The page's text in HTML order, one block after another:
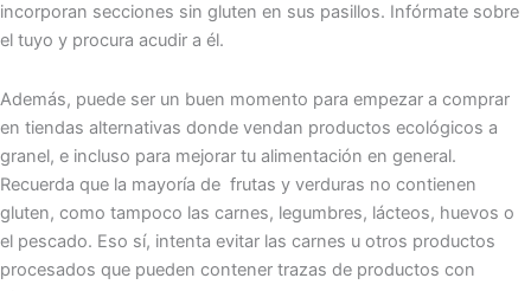
incorporan secciones sin gluten en sus pasillos. Infórmate sobre
el tuyo y procura acudir a él.
Además, puede ser un buen momento para empezar a comprar
en tiendas alternativas donde vendan productos ecológicos a
granel, e incluso para mejorar tu alimentación en general.
Recuerda que la mayoría de frutas y verduras no contienen
gluten, como tampoco las carnes, legumbres, lácteos, huevos o
el pescado. Eso sí, intenta evitar las carnes u otros productos
procesados que pueden contener trazas de productos con